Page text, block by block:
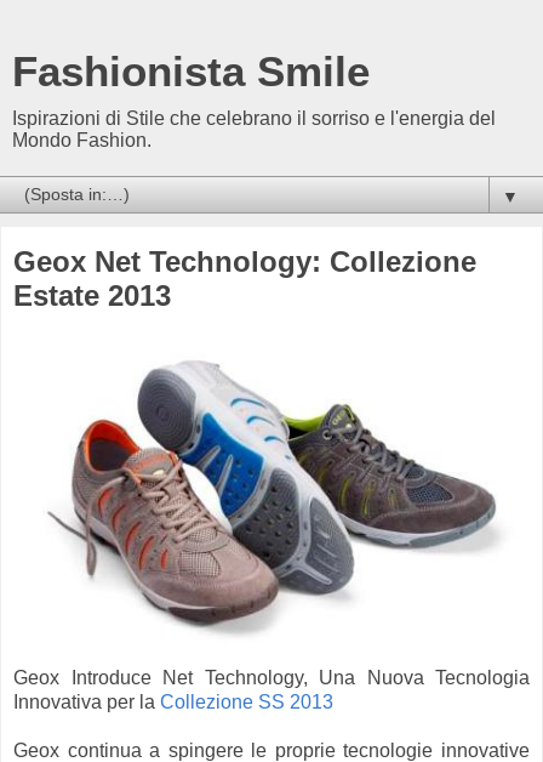
Fashionista Smile
Ispirazioni di Stile che celebrano il sorriso e l'energia del
Mondo Fashion.
▼
Geox Net Technology: Collezione
Estate 2013
Geox Introduce Net Technology, Una Nuova Tecnologia
Innovativa per la Collezione SS 2013
Geox continua a spingere le proprie tecnologie innovative